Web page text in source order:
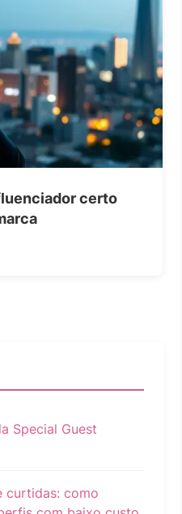
certo
Special Guest
curtidas: como